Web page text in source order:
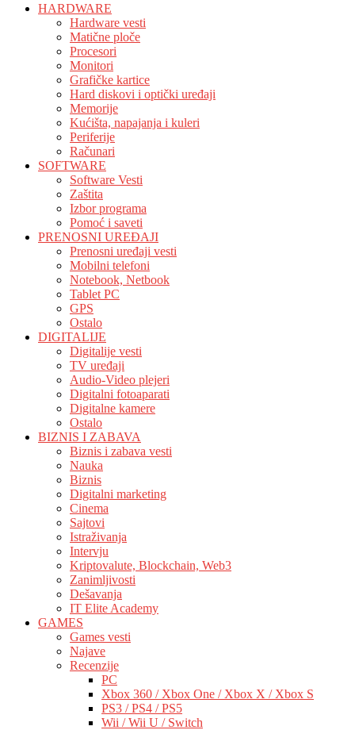
HARDWARE
Hardware vesti
Matične ploče
Procesori
Monitori
Grafičke kartice
Hard diskovi i optički uređaji
Memorije
Kućišta, napajanja i kuleri
Periferije
Računari
SOFTWARE
Software Vesti
Zaštita
Izbor programa
Pomoć i saveti
PRENOSNI UREĐAJI
Prenosni uređaji vesti
Mobilni telefoni
Notebook, Netbook
Tablet PC
GPS
Ostalo
DIGITALIJE
Digitalije vesti
TV uređaji
Audio-Video plejeri
Digitalni fotoaparati
Digitalne kamere
Ostalo
BIZNIS I ZABAVA
Biznis i zabava vesti
Nauka
Biznis
Digitalni marketing
Cinema
Sajtovi
Istraživanja
Intervju
Kriptovalute, Blockchain, Web3
Zanimljivosti
Dešavanja
IT Elite Academy
GAMES
Games vesti
Najave
Recenzije
PC
Xbox 360 / Xbox One / Xbox X / Xbox S
PS3 / PS4 / PS5
Wii / Wii U / Switch